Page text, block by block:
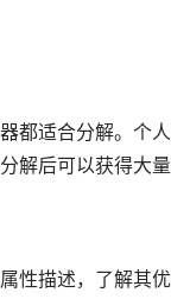
都适合分解。个
解后可以获得大
性描述，了解其